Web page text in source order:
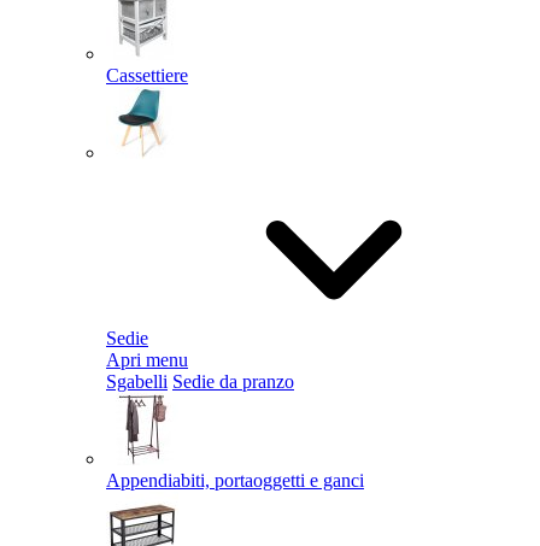
Cassettiere
Sedie
Apri menu
Sgabelli Sedie da pranzo
Appendiabiti, portaoggetti e ganci